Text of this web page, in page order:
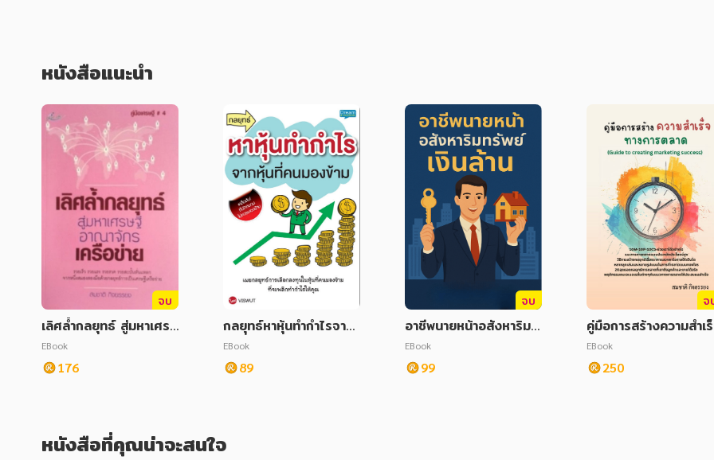
หนังสือแนะนำ
จบ
เลิศล้ำกลยุทธ์ สู่มหาเศรษ
ฐีอาณาจักรเครือข่าย
EBook
176
กลยุทธ์หาหุ้นทำกำไรจาก
หุ้นที่คนมองข้าม
EBook
89
จบ
อาชีพนายหน้าอสังหาริมท
รัพย์เงินล้าน
EBook
99
จ
คู่มือการสร้างความสำเ
ทางการตลาด
EBook
250
หนังสือที่คุณน่าจะสนใจ